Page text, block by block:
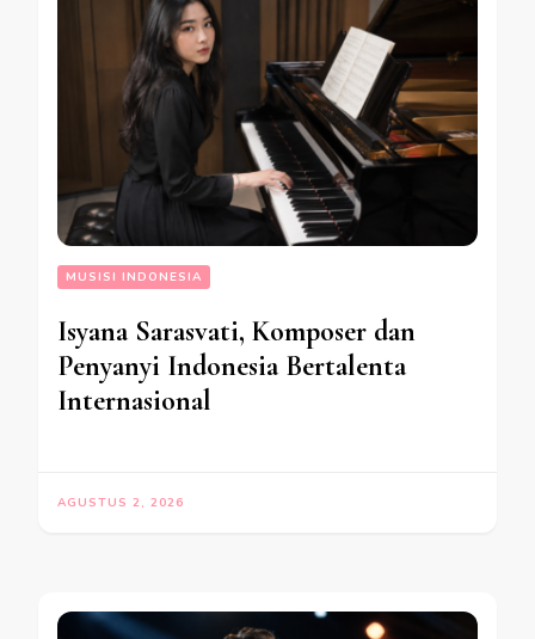
MUSISI INDONESIA
Isyana Sarasvati, Komposer dan
Penyanyi Indonesia Bertalenta
Internasional
AGUSTUS 2, 2026